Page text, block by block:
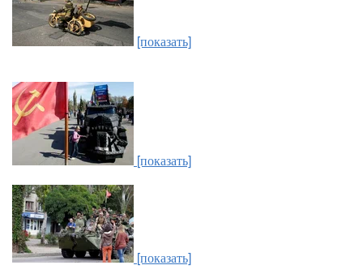
[показать]
[показать]
[показать]